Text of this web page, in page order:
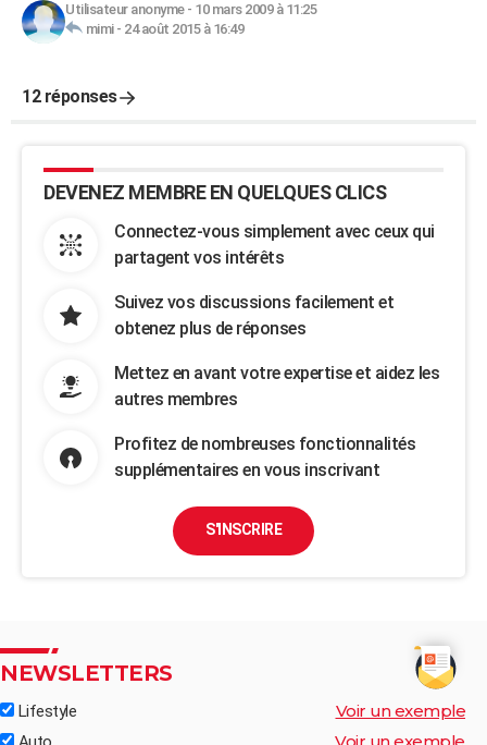
Utilisateur anonyme- 10 mars 2009 à 11:25
mimi- 24 août 2015 à 16:49
12 réponses
DEVENEZ MEMBRE EN QUELQUES CLICS
Connectez-vous simplement avec ceux qui
partagent vos intérêts
Suivez vos discussions facilement et
obtenez plus de réponses
Mettez en avant votre expertise et aidez les
autres membres
Profitez de nombreuses fonctionnalités
supplémentaires en vous inscrivant
S'INSCRIRE
NEWSLETTERS
Lifestyle Voir un exemple